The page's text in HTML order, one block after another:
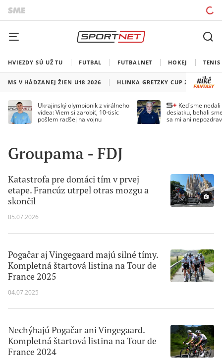
HVIEZDY SÚ UŽ TU FUTBAL FUTBALNET HOKEJ TENIS
MS V HÁDZANEJ ŽIEN U18 2026 HLINKA GRETZKY CUP 2026
Ukrajinský olympionik z virálneho
videa: Viem si zarobiť, 10-tisíc
pošlem radšej na vojnu
Keď sme
desiatku, behali
sa mi ani
Groupama - FDJ
Katastrofa pre domáci tím v prvej
etape. Francúz utrpel otras mozgu a
skončil
05.07.2026
Pogačar aj Vingegaard majú silné tímy.
Kompletná štartová listina na Tour de
France 2025
04.07.2025
Nechýbajú Pogačar ani Vingegaard.
Kompletná štartová listina na Tour de
France 2024